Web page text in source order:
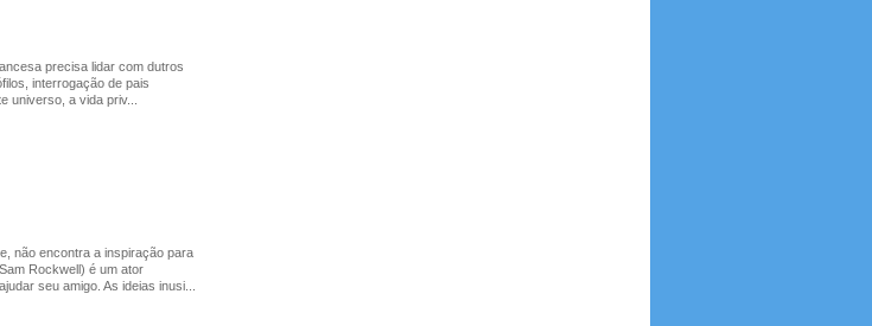
precisa lidar com dutros
interrogação de pais
universo, a vida priv...
não encontra a inspiração para
Rockwell) é um ator
seu amigo. As ideias inusi...